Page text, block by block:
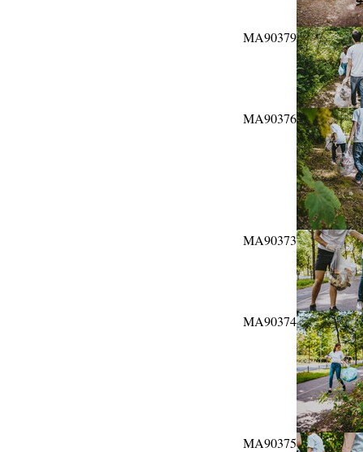
MA90379
MA90376
MA90373
MA90374
MA90375